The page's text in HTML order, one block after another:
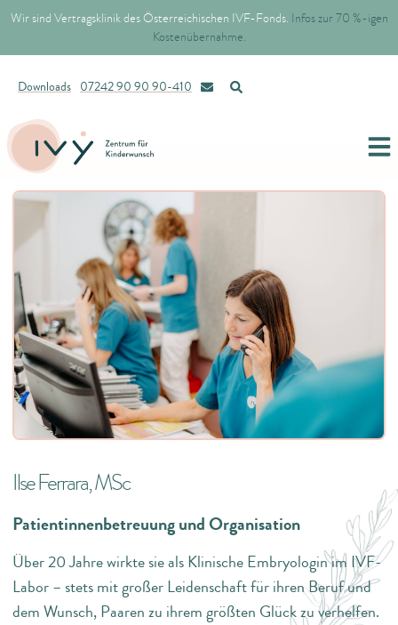
Wir sind Vertragsklinik des Österreichischen IVF-Fonds. Infos zur 70 %-igen
Kostenübernahme.
Downloads 07242 90 90 90-410
Ilse Ferrara, MSc
Patientinnenbetreuung und Organisation
Über 20 Jahre wirkte sie als Klinische Embryologin im IVF-
Labor – stets mit großer Leidenschaft für ihren Beruf und
dem Wunsch, Paaren zu ihrem größten Glück zu verhelfen.